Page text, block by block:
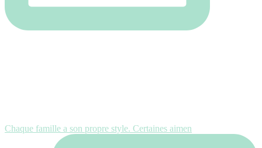
Chaque famille a son propre style. Certaines aimen